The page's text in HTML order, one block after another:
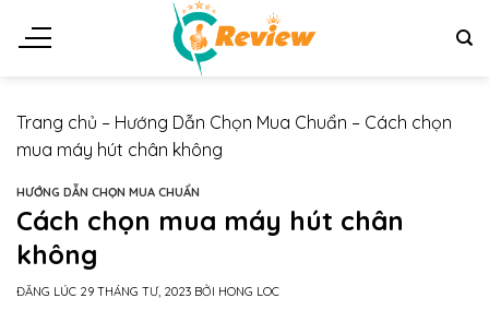
đến
Trang chủ – Hướng Dẫn Chọn Mua Chuẩn – Cách chọn
mua máy hút chân không
HƯỚNG DẪN CHỌN MUA CHUẨN
Cách chọn mua máy hút chân
không
ĐĂNG LÚC 29 THÁNG TƯ, 2023 BỞI HONG LOC